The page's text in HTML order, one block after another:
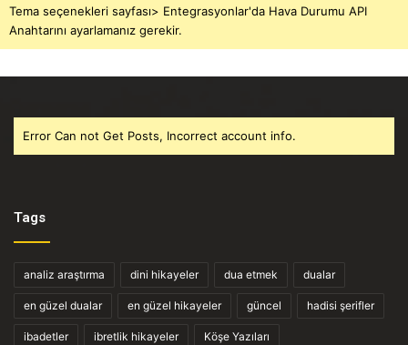
Tema seçenekleri sayfası> Entegrasyonlar'da Hava Durumu API
Anahtarını ayarlamanız gerekir.
Error Can not Get Posts, Incorrect account info.
Tags
analiz araştırma dini hikayeler dua etmek dualar
en güzel dualar en güzel hikayeler güncel hadisi şerifler
ibadetler ibretlik hikayeler Köşe Yazıları